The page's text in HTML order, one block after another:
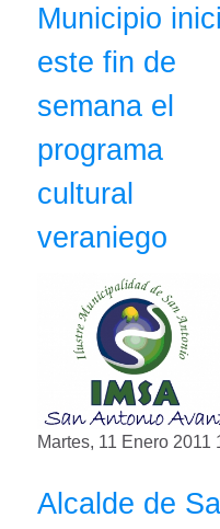
Municipio
este fin de
semana el
programa
cultural
veraniego
Martes, 11 Enero 2011
Alcalde de